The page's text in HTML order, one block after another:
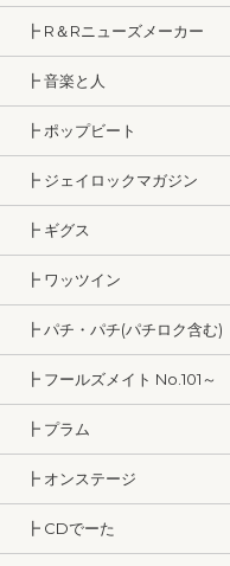
┣ R＆Rニューズメーカー
┣ 音楽と人
┣ ポップビート
┣ ジェイロックマガジン
┣ ギグス
┣ ワッツイン
┣ パチ・パチ(パチロク含む)
┣ フールズメイト No.101～
┣ プラム
┣ オンステージ
┣ CDでーた